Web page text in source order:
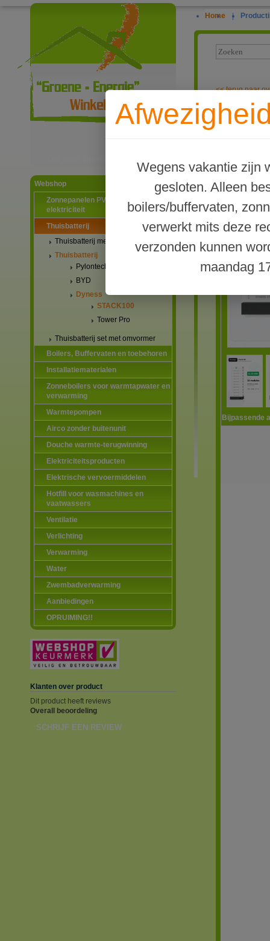
Webshop
Zonnepanelen PV-systemen
elektriciteit
Thuisbatterij
Thuisbatterij met stekker
Thuisbatterij
Pylontech
BYD
Dyness
STACK100
Tower Pro
Thuisbatterij set met omvormer
Boilers, Buffervaten en toebehoren
Installatiematerialen
Zonneboilers voor warmtapwater en
verwarming
Warmtepompen
Airco zonder buitenunit
Douche warmte-terugwinning
Elektriciteitsproducten
Elektrische vervoermiddelen
Hotfill voor wasmachines en
vaatwassers
Ventilatie
Verlichting
Verwarming
Water
Zwembadverwarming
Aanbiedingen
OPRUIMING!!
Klanten over product
Dit product heeft reviews
Overall beoordeling
SCHRIJF EEN REVIEW
Home |
Wegens vakantie zijn
gesloten. Alleen
boilers/buffervaten,
verwerkt mits deze
verzonden kunnen
maandag
<<terug naar
Dyness
Bijpassende